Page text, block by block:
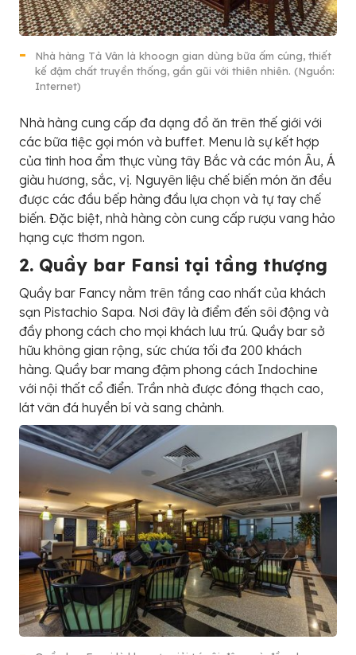
Nhà hàng Tả Vân là khoogn gian dùng bữa ấm cúng, thiết
kế đậm chất truyền thống, gần gũi với thiên nhiên. (Nguồn:
Internet)
Nhà hàng cung cấp đa dạng đồ ăn trên thế giới với
các bữa tiệc gọi món và buffet. Menu là sự kết hợp
của tinh hoa ẩm thực vùng tây Bắc và các món Âu, Á
giàu hương, sắc, vị. Nguyên liệu chế biến món ăn đều
được các đầu bếp hàng đầu lựa chọn và tự tay chế
biến. Đặc biệt, nhà hàng còn cung cấp rượu vang hảo
hạng cực thơm ngon.
2. Quầy bar Fansi tại tầng thượng
Quầy bar Fancy nằm trên tầng cao nhất của khách
sạn Pistachio Sapa. Nơi đây là điểm đến sôi động và
đầy phong cách cho mọi khách lưu trú. Quầy bar sở
hữu không gian rộng, sức chứa tối đa 200 khách
hàng. Quầy bar mang đậm phong cách Indochine
với nội thất cổ điển. Trần nhà được đóng thạch cao,
lát vân đá huyền bí và sang chảnh.